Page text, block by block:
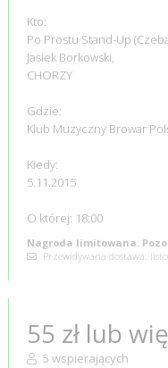
Kto:
Po Prostu Stand-Up
Jasiek Borkowski,
CHORZY
Gdzie:
Klub Muzyczny Browar
Kiedy:
5.11.2015
O której: 18:00
Nagroda limitowana.
Przewidywana dostawa:
55 zł lub
5 wspierających